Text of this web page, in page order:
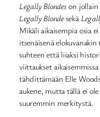
Legally Blondeson jollain
Legally Blondesekä
Mikäli aikaisempia osia
itsenäisenä
suhteen että liiaksi
viittaukset
tähdittämään Elle
aukene, mutta tällä ei
suuremmin merkitystä.